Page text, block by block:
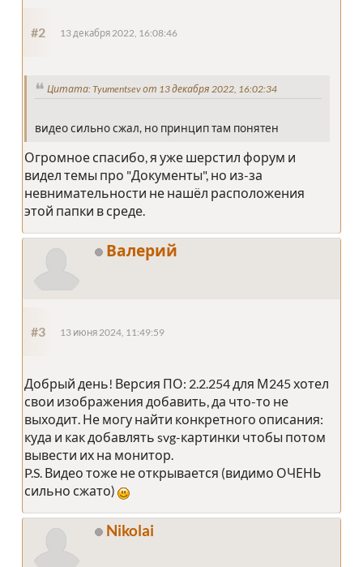
#2 13 декабря 2022, 16:08:46
Цитата: Tyumentsev от 13 декабря 2022, 16:02:34
видео сильно сжал, но принцип там понятен
Огромное спасибо, я уже шерстил форум и
видел темы про "Документы", но из-за
невнимательности не нашёл расположения
этой папки в среде.
Валерий
#3 13 июня 2024, 11:49:59
Добрый день! Версия ПО: 2.2.254 для М245 хотел
свои изображения добавить, да что-то не
выходит. Не могу найти конкретного описания:
куда и как добавлять svg-картинки чтобы потом
вывести их на монитор.
P.S. Видео тоже не открывается (видимо ОЧЕНЬ
сильно сжато)
Nikolai